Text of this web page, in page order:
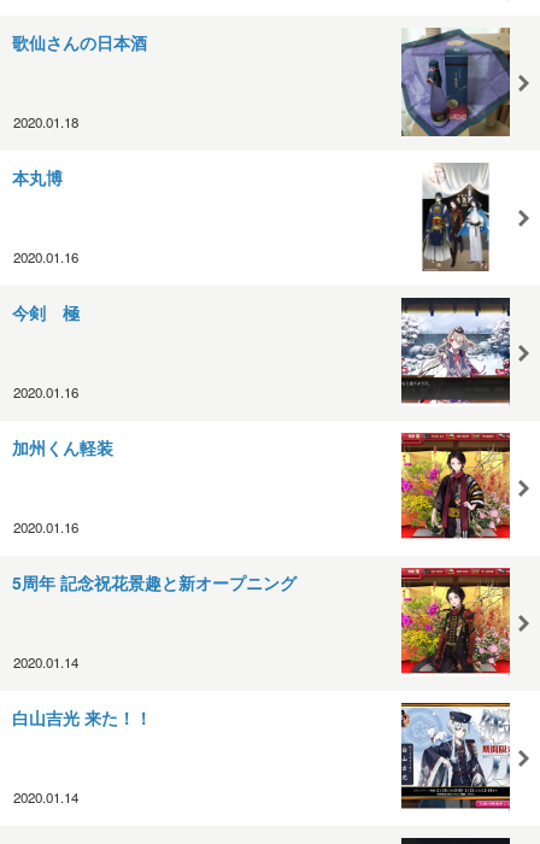
歌仙さんの日本酒
2020.01.18
本丸博
2020.01.16
今剣 極
2020.01.16
加州くん軽装
2020.01.16
5周年 記念祝花景趣と新オープニング
2020.01.14
白山吉光 来た！！
2020.01.14